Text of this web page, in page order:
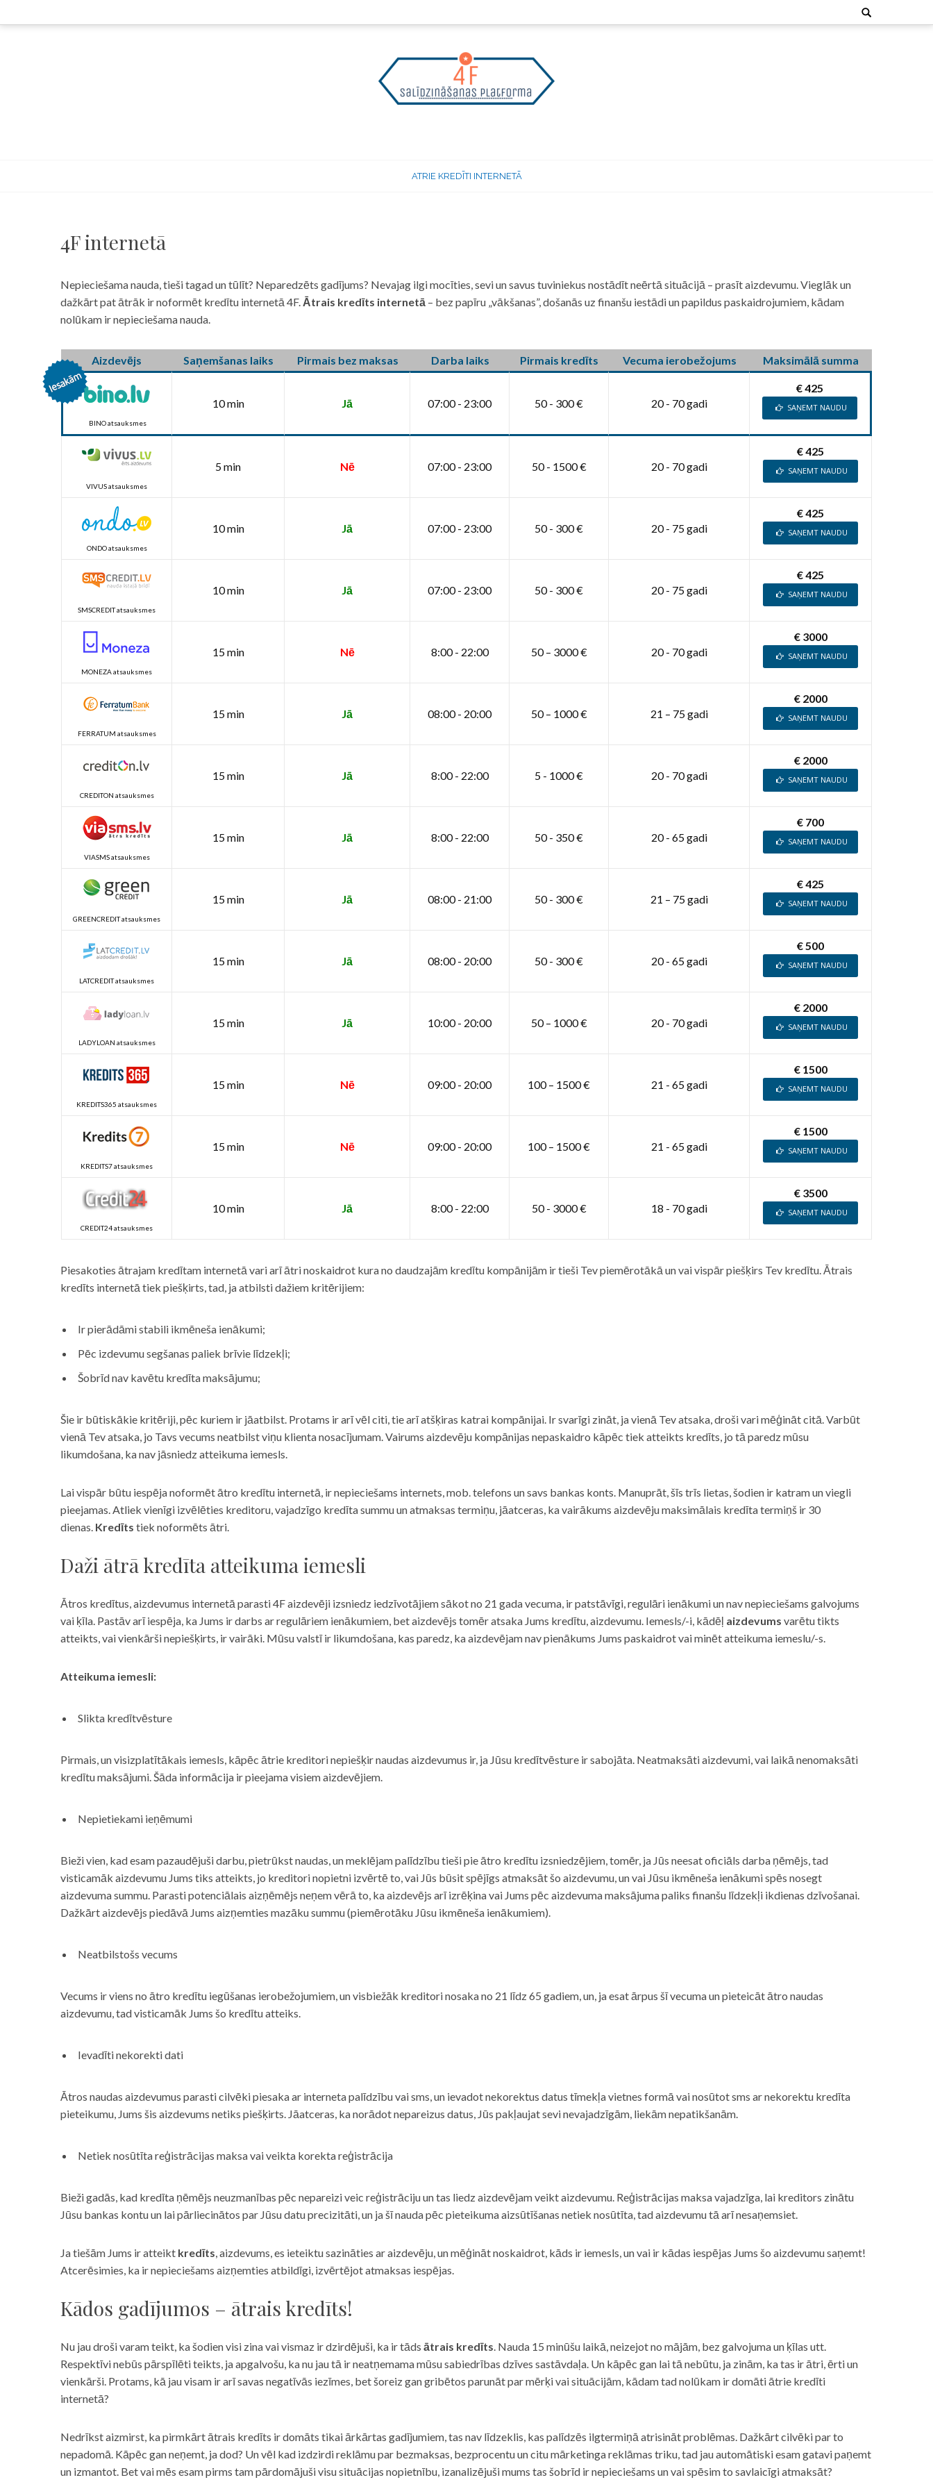
to
Search
for:
ATRIE KREDĪTI INTERNETĀ
4F internetā
Nepieciešama nauda, tieši tagad un tūlīt? Neparedzēts gadījums? Nevajag ilgi mocīties, sevi un savus tuviniekus nostādīt neērtā situācijā – prasīt aizdevumu. Vieglāk un
dažkārt pat ātrāk ir noformēt kredītu internetā 4F. Ātrais kredīts internetā – bez papīru „vākšanas”, došanās uz finanšu iestādi un papildus paskaidrojumiem, kādam
nolūkam ir nepieciešama nauda.
Aizdevējs Saņemšanas laiks Pirmais bez maksas Darba laiks Pirmais kredīts Vecuma ierobežojums Maksimālā summa
BINO atsauksmes
10 min Jā 07:00 - 23:00 50 - 300 € 20 - 70 gadi
€ 425
SAŅEMT NAUDU
VIVUS atsauksmes
5 min Nē 07:00 - 23:00 50 - 1500 € 20 - 70 gadi
€ 425
SAŅEMT NAUDU
ONDO atsauksmes
10 min Jā 07:00 - 23:00 50 - 300 € 20 - 75 gadi
€ 425
SAŅEMT NAUDU
SMSCREDIT atsauksmes
10 min Jā 07:00 - 23:00 50 - 300 € 20 - 75 gadi
€ 425
SAŅEMT NAUDU
MONEZA atsauksmes
15 min Nē 8:00 - 22:00 50 – 3000 € 20 - 70 gadi
€ 3000
SAŅEMT NAUDU
FERRATUM atsauksmes
15 min Jā 08:00 - 20:00 50 – 1000 € 21 – 75 gadi
€ 2000
SAŅEMT NAUDU
CREDITON atsauksmes
15 min Jā 8:00 - 22:00 5 - 1000 € 20 - 70 gadi
€ 2000
SAŅEMT NAUDU
VIASMS atsauksmes
15 min Jā 8:00 - 22:00 50 - 350 € 20 - 65 gadi
€ 700
SAŅEMT NAUDU
GREENCREDIT atsauksmes
15 min Jā 08:00 - 21:00 50 - 300 € 21 – 75 gadi
€ 425
SAŅEMT NAUDU
LATCREDIT atsauksmes
15 min Jā 08:00 - 20:00 50 - 300 € 20 - 65 gadi
€ 500
SAŅEMT NAUDU
LADYLOAN atsauksmes
15 min Jā 10:00 - 20:00 50 – 1000 € 20 - 70 gadi
€ 2000
SAŅEMT NAUDU
KREDITS365 atsauksmes
15 min Nē 09:00 - 20:00 100 – 1500 € 21 - 65 gadi
€ 1500
SAŅEMT NAUDU
KREDITS7 atsauksmes
15 min Nē 09:00 - 20:00 100 – 1500 € 21 - 65 gadi
€ 1500
SAŅEMT NAUDU
CREDIT24 atsauksmes
10 min Jā 8:00 - 22:00 50 - 3000 € 18 - 70 gadi
€ 3500
SAŅEMT NAUDU
Piesakoties ātrajam kredītam internetā vari arī ātri noskaidrot kura no daudzajām kredītu kompānijām ir tieši Tev piemērotākā un vai vispār piešķirs Tev kredītu. Ātrais
kredīts internetā tiek piešķirts, tad, ja atbilsti dažiem kritērijiem:
Ir pierādāmi stabili ikmēneša ienākumi;
Pēc izdevumu segšanas paliek brīvie līdzekļi;
Šobrīd nav kavētu kredīta maksājumu;
Šie ir būtiskākie kritēriji, pēc kuriem ir jāatbilst. Protams ir arī vēl citi, tie arī atšķiras katrai kompānijai. Ir svarīgi zināt, ja vienā Tev atsaka, droši vari mēģināt citā. Varbūt
vienā Tev atsaka, jo Tavs vecums neatbilst viņu klienta nosacījumam. Vairums aizdevēju kompānijas nepaskaidro kāpēc tiek atteikts kredīts, jo tā paredz mūsu
likumdošana, ka nav jāsniedz atteikuma iemesls.
Lai vispār būtu iespēja noformēt ātro kredītu internetā, ir nepieciešams internets, mob. telefons un savs bankas konts. Manuprāt, šīs trīs lietas, šodien ir katram un viegli
pieejamas. Atliek vienīgi izvēlēties kreditoru, vajadzīgo kredīta summu un atmaksas termiņu, jāatceras, ka vairākums aizdevēju maksimālais kredīta termiņš ir 30
dienas. Kredīts tiek noformēts ātri.
Daži ātrā kredīta atteikuma iemesli
Ātros kredītus, aizdevumus internetā parasti 4F aizdevēji izsniedz iedzīvotājiem sākot no 21 gada vecuma, ir patstāvīgi, regulāri ienākumi un nav nepieciešams galvojums
vai ķīla. Pastāv arī iespēja, ka Jums ir darbs ar regulāriem ienākumiem, bet aizdevējs tomēr atsaka Jums kredītu, aizdevumu. Iemesls/-i, kādēļ aizdevums varētu tikts
atteikts, vai vienkārši nepiešķirts, ir vairāki. Mūsu valstī ir likumdošana, kas paredz, ka aizdevējam nav pienākums Jums paskaidrot vai minēt atteikuma iemeslu/-s.
Atteikuma iemesli:
Slikta kredītvēsture
Pirmais, un visizplatītākais iemesls, kāpēc ātrie kreditori nepiešķir naudas aizdevumus ir, ja Jūsu kredītvēsture ir sabojāta. Neatmaksāti aizdevumi, vai laikā nenomaksāti
kredītu maksājumi. Šāda informācija ir pieejama visiem aizdevējiem.
Nepietiekami ieņēmumi
Bieži vien, kad esam pazaudējuši darbu, pietrūkst naudas, un meklējam palīdzību tieši pie ātro kredītu izsniedzējiem, tomēr, ja Jūs neesat oficiāls darba ņēmējs, tad
visticamāk aizdevumu Jums tiks atteikts, jo kreditori nopietni izvērtē to, vai Jūs būsit spējīgs atmaksāt šo aizdevumu, un vai Jūsu ikmēneša ienākumi spēs nosegt
aizdevuma summu. Parasti potenciālais aizņēmējs neņem vērā to, ka aizdevējs arī izrēķina vai Jums pēc aizdevuma maksājuma paliks finanšu līdzekļi ikdienas dzīvošanai.
Dažkārt aizdevējs piedāvā Jums aizņemties mazāku summu (piemērotāku Jūsu ikmēneša ienākumiem).
Neatbilstošs vecums
Vecums ir viens no ātro kredītu iegūšanas ierobežojumiem, un visbiežāk kreditori nosaka no 21 līdz 65 gadiem, un, ja esat ārpus šī vecuma un pieteicāt ātro naudas
aizdevumu, tad visticamāk Jums šo kredītu atteiks.
Ievadīti nekorekti dati
Ātros naudas aizdevumus parasti cilvēki piesaka ar interneta palīdzību vai sms, un ievadot nekorektus datus tīmekļa vietnes formā vai nosūtot sms ar nekorektu kredīta
pieteikumu, Jums šis aizdevums netiks piešķirts. Jāatceras, ka norādot nepareizus datus, Jūs pakļaujat sevi nevajadzīgām, liekām nepatikšanām.
Netiek nosūtīta reģistrācijas maksa vai veikta korekta reģistrācija
Bieži gadās, kad kredīta ņēmējs neuzmanības pēc nepareizi veic reģistrāciju un tas liedz aizdevējam veikt aizdevumu. Reģistrācijas maksa vajadzīga, lai kreditors zinātu
Jūsu bankas kontu un lai pārliecinātos par Jūsu datu precizitāti, un ja šī nauda pēc pieteikuma aizsūtīšanas netiek nosūtīta, tad aizdevumu tā arī nesaņemsiet.
Ja tiešām Jums ir atteikt kredīts, aizdevums, es ieteiktu sazināties ar aizdevēju, un mēģināt noskaidrot, kāds ir iemesls, un vai ir kādas iespējas Jums šo aizdevumu saņemt!
Atcerēsimies, ka ir nepieciešams aizņemties atbildīgi, izvērtējot atmaksas iespējas.
Kādos gadījumos – ātrais kredīts!
Nu jau droši varam teikt, ka šodien visi zina vai vismaz ir dzirdējuši, ka ir tāds ātrais kredīts. Nauda 15 minūšu laikā, neizejot no mājām, bez galvojuma un ķīlas utt.
Respektīvi nebūs pārspīlēti teikts, ja apgalvošu, ka nu jau tā ir neatņemama mūsu sabiedrības dzīves sastāvdaļa. Un kāpēc gan lai tā nebūtu, ja zinām, ka tas ir ātri, ērti un
vienkārši. Protams, kā jau visam ir arī savas negatīvās iezīmes, bet šoreiz gan gribētos parunāt par mērķi vai situācijām, kādam tad nolūkam ir domāti ātrie kredīti
internetā?
Nedrīkst aizmirst, ka pirmkārt ātrais kredīts ir domāts tikai ārkārtas gadījumiem, tas nav līdzeklis, kas palīdzēs ilgtermiņā atrisināt problēmas. Dažkārt cilvēki par to
nepadomā. Kāpēc gan neņemt, ja dod? Un vēl kad izdzirdi reklāmu par bezmaksas, bezprocentu un citu mārketinga reklāmas triku, tad jau automātiski esam gatavi paņemt
un izmantot. Bet vai mēs esam pirms tam pārdomājuši visu situācijas nopietnību, izanalizējuši mums tas šobrīd ir nepieciešams un vai spēsim to savlaicīgi atmaksāt?